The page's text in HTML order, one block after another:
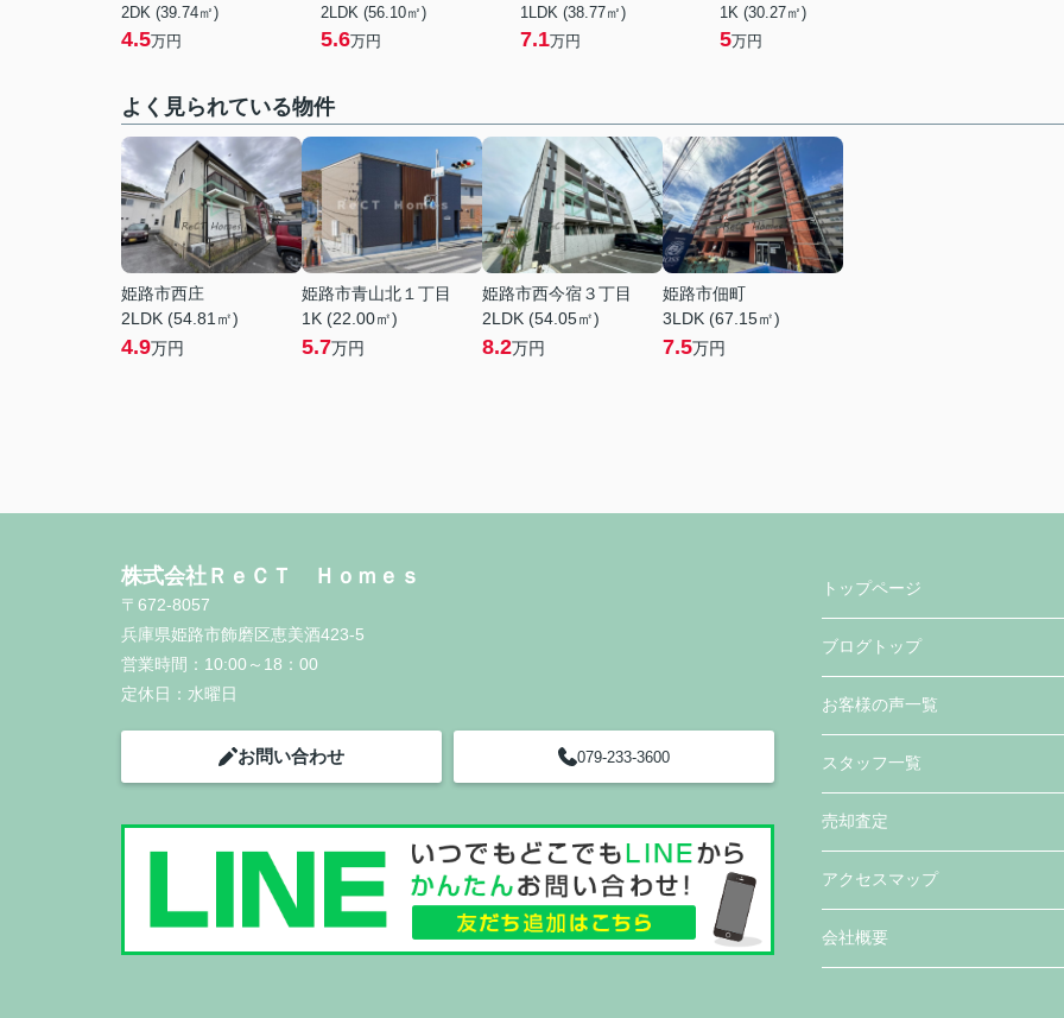
2DK (39.74㎡)
4.5万円
2LDK (56.10㎡)
5.6万円
1LDK (38.77㎡)
7.1万円
1K (30.27㎡)
5万円
よく見られている物件
姫路市西庄
2LDK (54.81㎡)
4.9万円
姫路市青山北１丁目
1K (22.00㎡)
5.7万円
姫路市西今宿３丁目
2LDK (54.05㎡)
8.2万円
姫路市佃町
3LDK (67.15㎡)
7.5万円
株式会社ＲｅＣＴ Ｈｏｍｅｓ
〒672-8057
兵庫県姫路市飾磨区恵美酒423-5
営業時間： 10:00～18：00
定休日： 水曜日
お問い合わせ 079-233-3600
トップページ
ブログトップ
お客様の声一覧
スタッフ一覧
売却査定
アクセスマップ
会社概要